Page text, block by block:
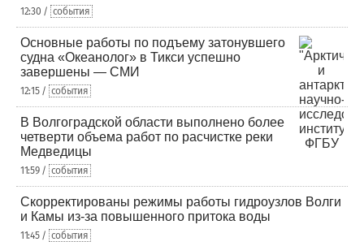
12:30 / события
Основные работы по подъему затонувшего
судна «Океанолог» в Тикси успешно
завершены — СМИ
12:15 / события
В Волгоградской области выполнено более
четверти объема работ по расчистке реки
Медведицы
11:59 / события
Скорректированы режимы работы гидроузлов Волги
и Камы из-за повышенного притока воды
11:45 / события